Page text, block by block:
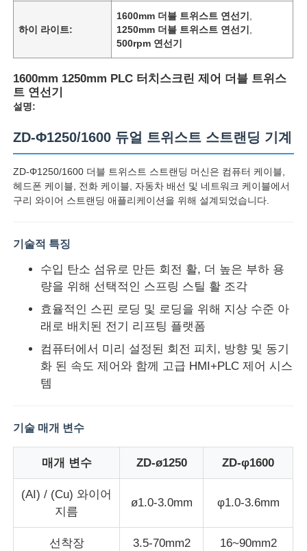
제품 소개
회사 소개
하이 라이트:
1600mm 더블 트위스트 연선기
1250mm 더블 트위스트 연선기
500rpm 연선기
1600mm 1250mm PLC 터치스크린 제어 더블 트위스
트 연선기
설명:
ZD-Φ1250/1600 듀얼 트위스트 스트랜딩 기계
ZD-Φ1250/1600 더블 트위스트 스트랜딩 머신은 컴퓨터 케이블,
헤드폰 케이블, 전화 케이블, 자동차 배선 및 네트워크 케이블에서
구리 와이어 스트랜딩 애플리케이션을 위해 설계되었습니다.
기술적 특징
수입 탄소 섬유로 만든 회전 활, 더 높은 부하 용
량을 위해 선택적인 스프링 스틸 활 조각
효율적인 스핀 로딩 및 로딩을 위해 지상 수준 아
래로 배치된 전기 리프팅 플랫폼
컴퓨터에서 미리 설정된 회전 피치, 방향 및 동기
화 된 속도 제어와 함께 고급 HMI+PLC 제어 시스
템
기술 매개 변수
매개 변수 ZD-ø1250 ZD-φ1600
(AI) / (Cu) 와이어
지름
ø1.0-3.0mm φ1.0-3.6mm
선착장 3.5-70mm2 16~90mm2